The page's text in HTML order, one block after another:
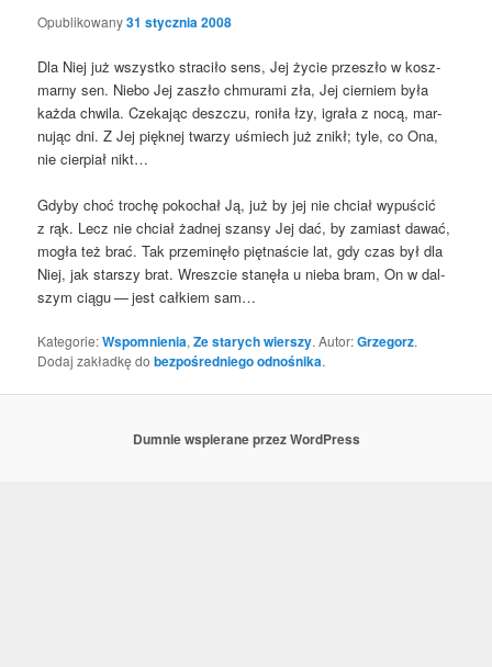
Opublikowany31 stycznia 2008
Dla Niej już wszyst­ko stra­ci­ło sens, Jej życie prze­szło w kosz­
mar­ny sen. Nie­bo Jej zaszło chmu­ra­mi zła, Jej cier­niem była
każ­da chwi­la. Cze­ka­jąc desz­czu, roni­ła łzy, igra­ła z nocą, mar­
nu­jąc dni. Z Jej pięk­nej twa­rzy uśmiech już znikł; tyle, co Ona,
nie cier­piał nikt…
Gdy­by choć tro­chę poko­chał Ją, już by jej nie chciał wypu­ścić
z rąk. Lecz nie chciał żad­nej szan­sy Jej dać, by zamiast dawać,
mogła też brać. Tak prze­mi­nę­ło pięt­na­ście lat, gdy czas był dla
Niej, jak star­szy brat. Wresz­cie sta­nę­ła u nie­ba bram, On w dal­
szym cią­gu — jest cał­kiem sam…
Kategorie:Wspomnienia,Ze starych wierszy. Autor:Grzegorz.
Dodaj zakładkę dobezpośredniego odnośnika.
Dumnie wspierane przez WordPress